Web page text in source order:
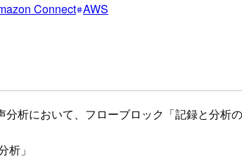
Connect AWS
析において、フローブロック「記録と分析
析」